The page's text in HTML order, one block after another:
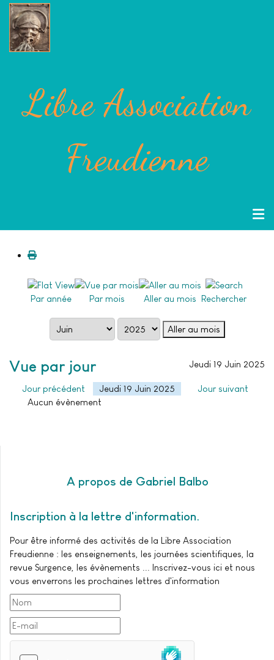
Libre Association
Freudienne
Par année Par mois Aller au mois Rechercher
Aller au mois
Vue par jour Jeudi 19 Juin 2025
Jour précédent Jeudi 19 Juin 2025
Jour suivant
Aucun évènement
A propos de Gabriel Balbo
Inscription à la lettre d'information
Pour être informé des activités de la Libre Association
Freudienne : les enseignements, les journées scientifiques, la
revue Surgence, les évènements ... Inscrivez-vous ici et nous
vous enverrons les prochaines lettres d'information